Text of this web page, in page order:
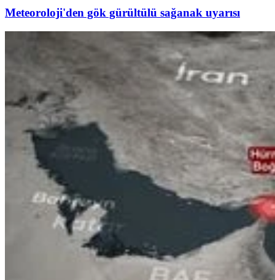
Meteoroloji'den gök gürültülü sağanak uyarısı